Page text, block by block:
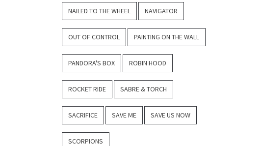
NAILED TO THE WHEEL NAVIGATOR
OUT OF CONTROL PAINTING ON THE WALL
PANDORA'S BOX ROBIN HOOD
ROCKET RIDE SABRE & TORCH
SACRIFICE SAVE ME SAVE US NOW
SCORPIONS